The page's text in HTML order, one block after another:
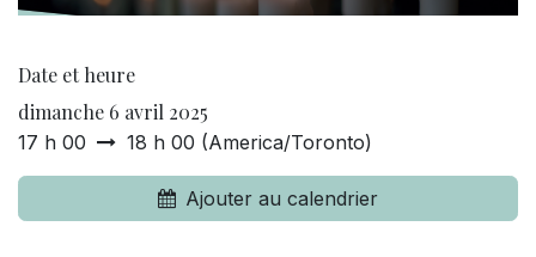
Date et heure
dimanche 6 avril 2025
17 h 00 18 h 00 (America/Toronto)
Ajouter au calendrier